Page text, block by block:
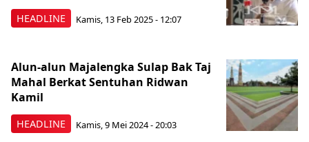
HEADLINE Kamis, 13 Feb 2025 - 12:07
HEADLINE
Alun-alun Majalengka Sulap Bak Taj
Mahal Berkat Sentuhan Ridwan
Kamil
Kamis, 9 Mei 2024 - 20:03